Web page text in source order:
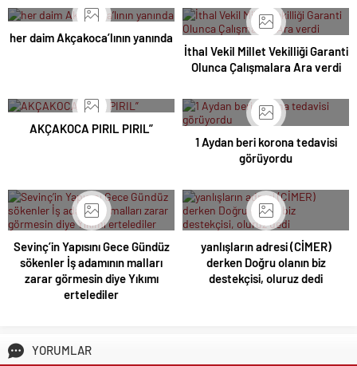
her daim Akçakoca’lının yanında
İthal Vekil Millet Vekilliği Garanti
Olunca Çalışmalara Ara verdi
AKÇAKOCA PIRIL PIRIL”
1 Aydan beri korona tedavisi
görüyordu
Sevinç’in Yapısını Gece Gündüz
sökenler İş adamının malları
zarar görmesin diye Yıkımı
ertelediler
yanlışların adresi (CİMER)
derken Doğru olanın biz
destekçisi, oluruz dedi
YORUMLAR